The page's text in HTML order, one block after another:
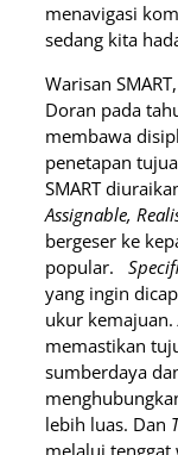
menavigasi
sedang kita
Warisan
Doran pada
membawa
penetapan
SMART
Assignable,
bergeser ke
popular.
yang ingin
ukur kemajuan.
memastikan
sumberdaya
lebih luas. Dan
melalui tenggat